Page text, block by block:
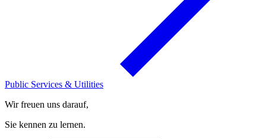
Public Services & Utilities
Wir freuen uns darauf,
Sie kennen zu lernen.